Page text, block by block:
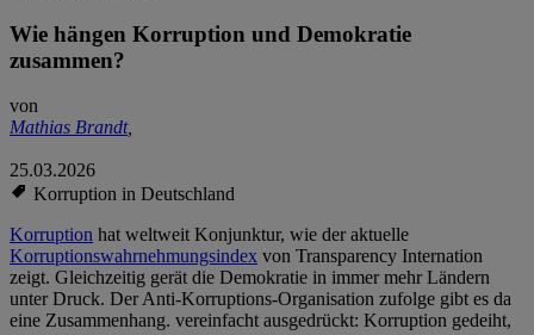
Wie hängen Korruption und Demokratie
zusammen?
von
Mathias Brandt,
25.03.2026
Korruption in Deutschland
Korruption hat weltweit Konjunktur, wie der aktuelle
Korruptionswahrnehmungsindex von Transparency Internation
zeigt. Gleichzeitig gerät die Demokratie in immer mehr Ländern
unter Druck. Der Anti-Korruptions-Organisation zufolge gibt es da
eine Zusammenhang. vereinfacht ausgedrückt: Korruption gedeiht,